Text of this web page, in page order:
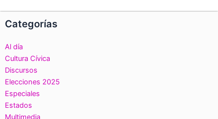
Categorías
Al día
Cultura Cívica
Discursos
Elecciones 2025
Especiales
Estados
Multimedia